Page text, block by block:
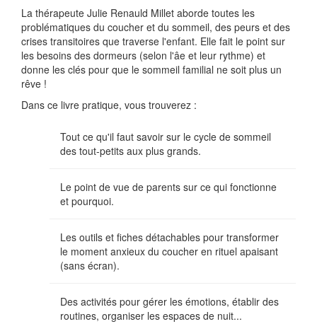
La thérapeute Julie Renauld Millet aborde toutes les
problématiques du coucher et du sommeil, des peurs et des
crises transitoires que traverse l'enfant. Elle fait le point sur
les besoins des dormeurs (selon l'âe et leur rythme) et
donne les clés pour que le sommeil familial ne soit plus un
rêve !
Dans ce livre pratique, vous trouverez :
Tout ce qu'il faut savoir sur le cycle de sommeil
des tout-petits aux plus grands.
Le point de vue de parents sur ce qui fonctionne
et pourquoi.
Les outils et fiches détachables pour transformer
le moment anxieux du coucher en rituel apaisant
(sans écran).
Des activités pour gérer les émotions, établir des
routines, organiser les espaces de nuit...